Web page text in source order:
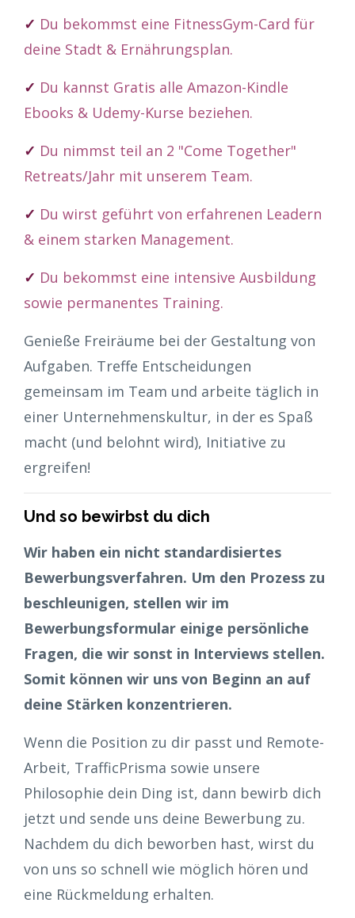
✓ Du bekommst eine FitnessGym-Card für
deine Stadt & Ernährungsplan.
✓ Du kannst Gratis alle Amazon-Kindle
Ebooks & Udemy-Kurse beziehen.
✓ Du nimmst teil an 2 "Come Together"
Retreats/Jahr mit unserem Team.
✓ Du wirst geführt von erfahrenen Leadern
& einem starken Management.
✓ Du bekommst eine intensive Ausbildung
sowie permanentes Training.
Genieße Freiräume bei der Gestaltung von
Aufgaben. Treffe Entscheidungen
gemeinsam im Team und arbeite täglich in
einer Unternehmenskultur, in der es Spaß
macht (und belohnt wird), Initiative zu
ergreifen!
Und so bewirbst du dich
Wir haben ein nicht standardisiertes
Bewerbungsverfahren. Um den Prozess zu
beschleunigen, stellen wir im
Bewerbungsformular einige persönliche
Fragen, die wir sonst in Interviews stellen.
Somit können wir uns von Beginn an auf
deine Stärken konzentrieren.
Wenn die Position zu dir passt und Remote-
Arbeit, TrafficPrisma sowie unsere
Philosophie dein Ding ist, dann bewirb dich
jetzt und sende uns deine Bewerbung zu.
Nachdem du dich beworben hast, wirst du
von uns so schnell wie möglich hören und
eine Rückmeldung erhalten.